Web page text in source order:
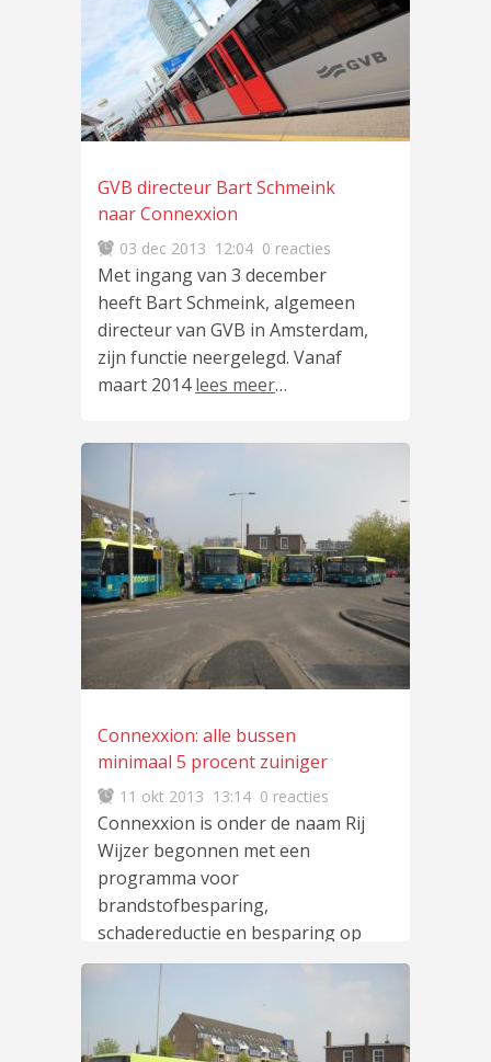
GVB directeur Bart Schmeink
naar Connexxion
03 dec 2013 12:04 0 reacties
Met ingang van 3 december
heeft Bart Schmeink, algemeen
directeur van GVB in Amsterdam,
zijn functie neergelegd. Vanaf
maart 2014lees meer…
Connexxion: alle bussen
minimaal 5 procent zuiniger
11 okt 2013 13:14 0 reacties
Connexxion is onder de naam Rij
Wijzer begonnen met een
programma voor
brandstofbesparing,
schadereductie en besparing op
onderhoud. Het
vervoersbedrijf wil